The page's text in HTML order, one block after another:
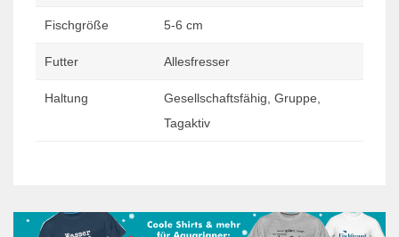
Fischgröße 5-6 cm
Futter Allesfresser
Haltung
Gesellschaftsfähig, Gruppe,
Tagaktiv